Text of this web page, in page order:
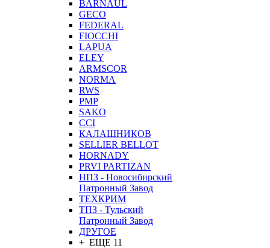
BARNAUL
GEСO
FEDERAL
FIOCCHI
LAPUA
ELEY
ARMSCOR
NORMA
RWS
PMP
SAKO
CCI
КАЛАШНИКОВ
SELLIER BELLOT
HORNADY
PRVI PARTIZAN
НПЗ - Новосибирский
Патронный Завод
ТЕХКРИМ
ТПЗ - Тульский
Патронный Завод
ДРУГОЕ
+ ЕЩЕ 11